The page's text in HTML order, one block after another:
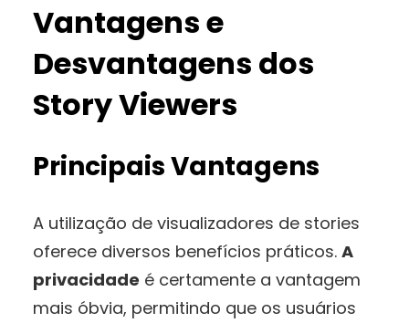
Vantagens e
Desvantagens dos
Story Viewers
Principais Vantagens
A utilização de visualizadores de stories
oferece diversos benefícios práticos. A
privacidade é certamente a vantagem
mais óbvia, permitindo que os usuários